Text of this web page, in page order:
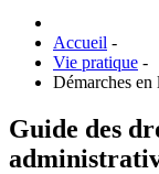
Accueil -
Vie pratique -
Démarches en
Guide des